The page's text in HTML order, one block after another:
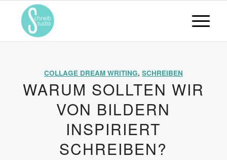
COLLAGE DREAM WRITING, SCHREIBEN
WARUM SOLLTEN WIR
VON BILDERN
INSPIRIERT
SCHREIBEN?